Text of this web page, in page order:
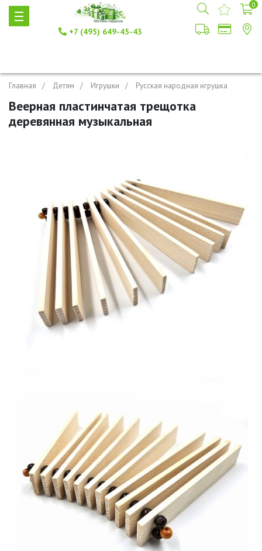
+7 (495) 649-45-43
0
Главная Детям Игрушки Русская народная игрушка
Веерная пластинчатая трещотка
деревянная музыкальная